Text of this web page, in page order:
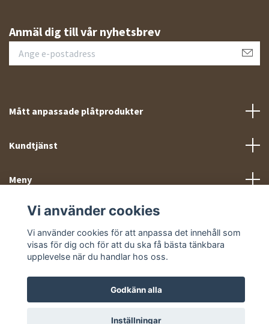
Anmäl dig till vår nyhetsbrev
Mått anpassade plåtprodukter
Kundtjänst
Meny
Sociala medier
Vi använder cookies
Vi använder cookies för att anpassa det innehåll som
visas för dig och för att du ska få bästa tänkbara
upplevelse när du handlar hos oss.
Godkänn alla
Inställningar